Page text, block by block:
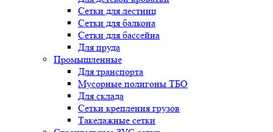
Сетки для лестниц
Сетки для балкона
Сетки для бассейна
Для пруда
Промышленные
Для транспорта
Мусорные полигоны ТБО
Для склада
Сетки крепления грузов
Такелажные сетки